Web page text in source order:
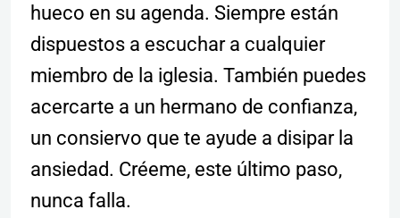
hueco en su agenda. Siempre están
dispuestos a escuchar a cualquier
miembro de la iglesia. También puedes
acercarte a un hermano de confianza,
un consiervo que te ayude a disipar la
ansiedad. Créeme, este último paso,
nunca falla.